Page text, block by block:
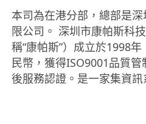
本司為在港分部，總部是
限公司。 深圳市康帕斯科
稱“康帕斯”）成立於1998
民幣，獲得ISO9001品質
後服務認證。是一家集資